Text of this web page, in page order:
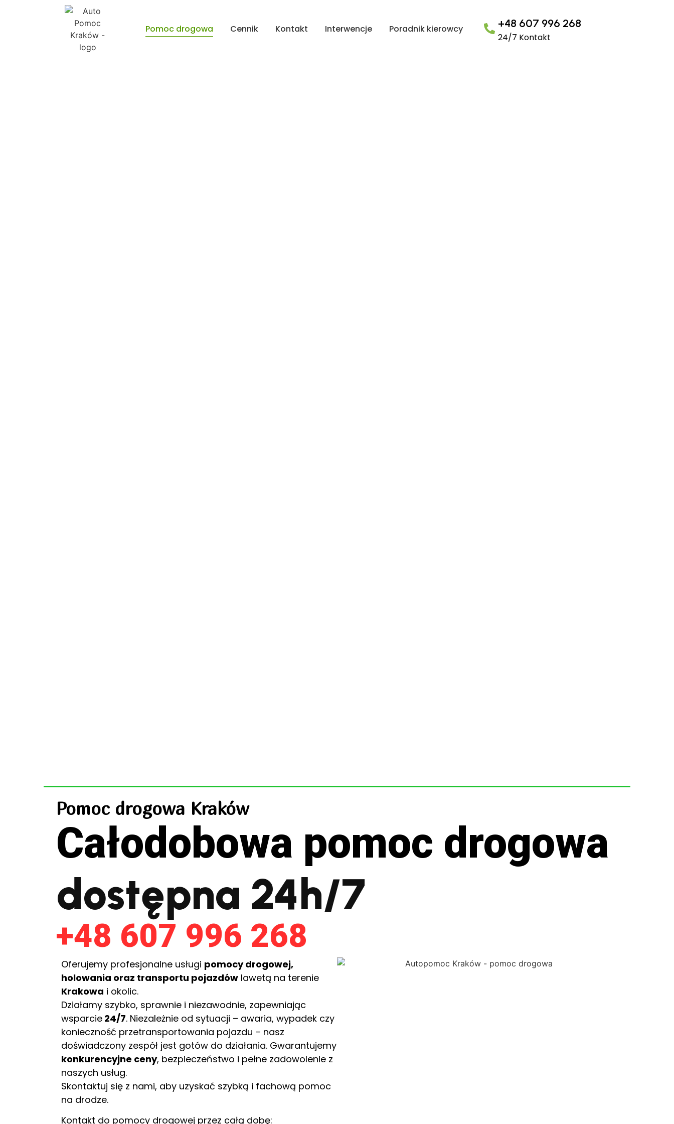
Pomoc drogowa Cennik Kontakt Interwencje Poradnik kierowcy +48 607 996 268
24/7 Kontakt
Pomoc drogowa Kraków
Całodobowa pomoc drogowa
dostępna 24h/7
+48 607 996 268
Oferujemy profesjonalne usługi pomocy drogowej,
holowania oraz transportu pojazdów lawetą na terenie
Krakowa i okolic.
Działamy szybko, sprawnie i niezawodnie, zapewniając
wsparcie 24/7. Niezależnie od sytuacji – awaria, wypadek czy
konieczność przetransportowania pojazdu – nasz
doświadczony zespół jest gotów do działania. Gwarantujemy
konkurencyjne ceny, bezpieczeństwo i pełne zadowolenie z
naszych usług.
Skontaktuj się z nami, aby uzyskać szybką i fachową pomoc
na drodze.
Kontakt do pomocy drogowej przez całą dobę: